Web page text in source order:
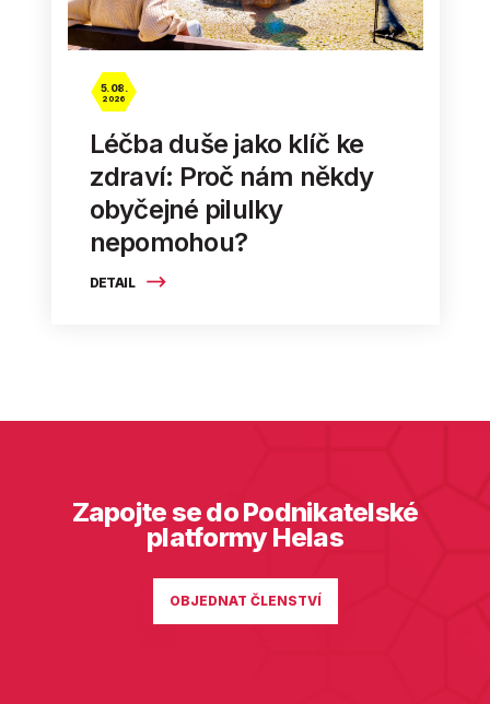
DETAIL
5. 08.
2026
Léčba duše jako klíč ke
zdraví: Proč nám někdy
obyčejné pilulky
nepomohou?
Zapojte se do Podnikatelské
platformy Helas
OBJEDNAT ČLENSTVÍ